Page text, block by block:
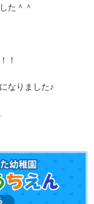
た＾＾
！
なりました♪